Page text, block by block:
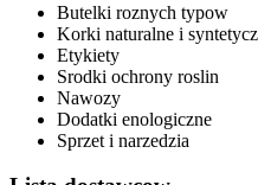
Butelki roznych typow
Korki naturalne i
Etykiety
Srodki ochrony roslin
Nawozy
Dodatki enologiczne
Sprzet i narzedzia